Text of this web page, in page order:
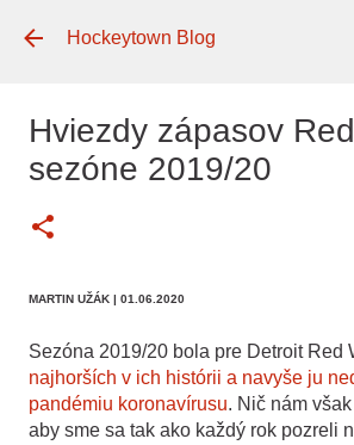
Preskočiť na hlavný
Hockeytown Blog
Hviezdy zápasov
sezóne 2019/20
MARTIN UŽÁK | 01.06.2020
Sezóna 2019/20 bola pre Detroit Red
najhorších v ich histórii a navyše ju
pandémiu koronavírusu. Nič nám
aby sme sa tak ako každý rok pozreli